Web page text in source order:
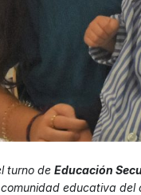
turno de Educación
educativa del